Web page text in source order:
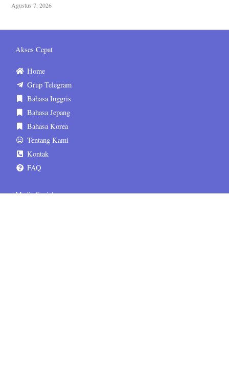
Agustus 7, 2026
Akses Cepat
Home
Grup Telegram
Bahasa Inggris
Bahasa Jepang
Bahasa Korea
Tentang Kami
Kontak
FAQ
Media Sosial